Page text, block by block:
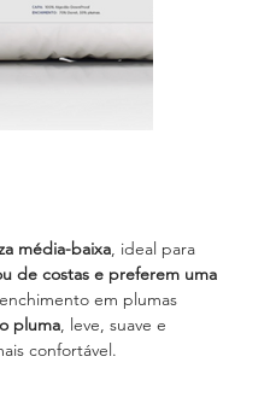
média-baixa, ideal para
de costas e preferem uma
em plumas
pluma, leve, suave e
confortável.